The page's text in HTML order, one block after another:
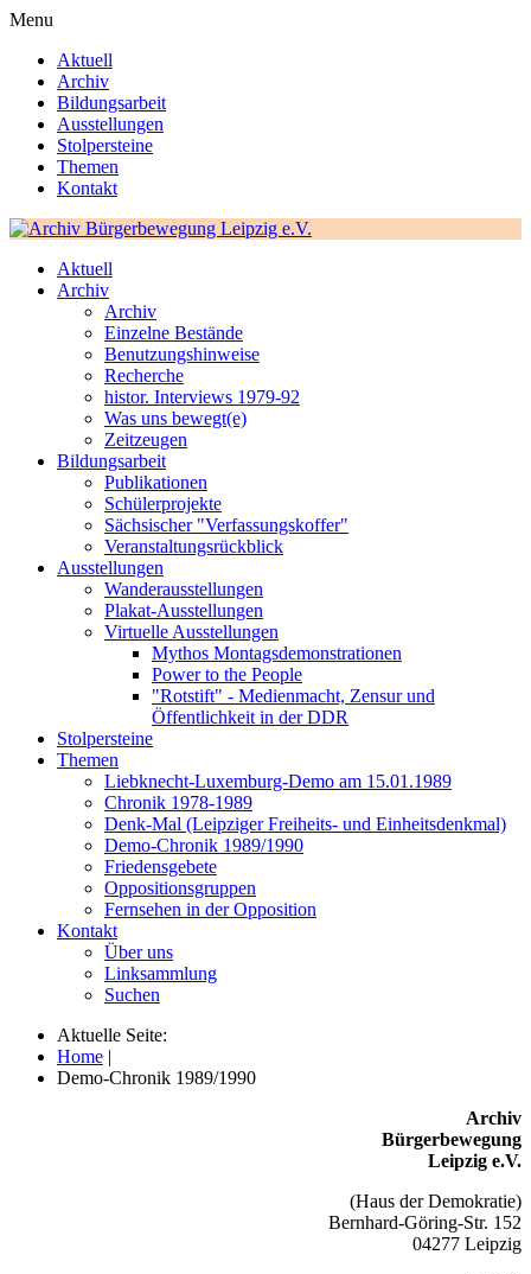
Menu
Aktuell
Archiv
Bildungsarbeit
Ausstellungen
Stolpersteine
Themen
Kontakt
Aktuell
Archiv
Archiv
Einzelne Bestände
Benutzungshinweise
Recherche
histor. Interviews 1979-92
Was uns bewegt(e)
Zeitzeugen
Bildungsarbeit
Publikationen
Schülerprojekte
Sächsischer "Verfassungskoffer"
Veranstaltungsrückblick
Ausstellungen
Wanderausstellungen
Plakat-Ausstellungen
Virtuelle Ausstellungen
Mythos Montagsdemonstrationen
Power to the People
"Rotstift" - Medienmacht, Zensur und
Öffentlichkeit in der DDR
Stolpersteine
Themen
Liebknecht-Luxemburg-Demo am 15.01.1989
Chronik 1978-1989
Denk-Mal (Leipziger Freiheits- und Einheitsdenkmal)
Demo-Chronik 1989/1990
Friedensgebete
Oppositionsgruppen
Fernsehen in der Opposition
Kontakt
Über uns
Linksammlung
Suchen
Aktuelle Seite:
Home |
Demo-Chronik 1989/1990
Archiv
Bürgerbewegung
Leipzig e.V.
(Haus der Demokratie)
Bernhard-Göring-Str. 152
04277 Leipzig